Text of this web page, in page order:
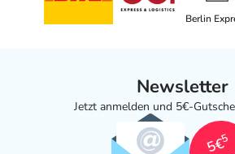
Berlin
Newsletter
Jetzt anmelden und 5€-
5€
5